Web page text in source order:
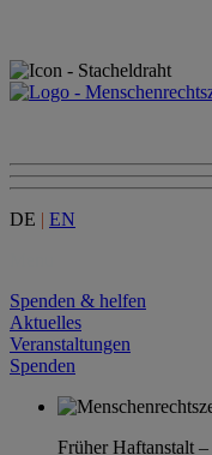
DE | EN
Spenden & helfen
Aktuelles
Veranstaltungen
Spenden
Früher Haftanstalt